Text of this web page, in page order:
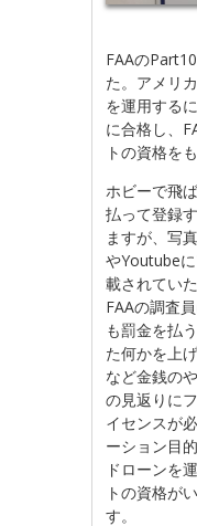
FAAの
た。アメリ
を運用する
に合格し、
トの資格を
ホビーで飛
払って登録
ますが、写
やYoutube
載されてい
FAAの調査
も罰金を払
た何かを上
など金銭の
の見返りに
イセンスが
ーション目
ドローンを
トの資格が
す。